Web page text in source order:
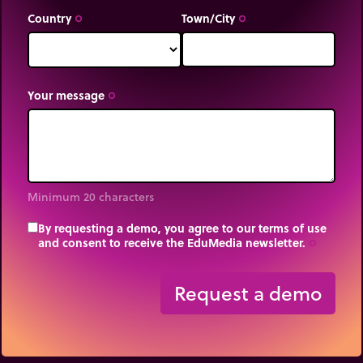
Country trip_origin Town/City trip_origin
Your message trip_origin
Minimum 20 characters
By requesting a demo, you agree to our terms of use
and consent to receive the EduMedia newsletter.
Request a demo